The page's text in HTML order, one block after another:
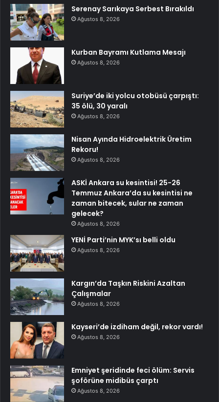
Serenay Sarıkaya Serbest Bırakıldı
Ağustos 8, 2026
Kurban Bayramı Kutlama Mesajı
Ağustos 8, 2026
Suriye’de iki yolcu otobüsü çarpıştı:
35 ölü, 30 yaralı
Ağustos 8, 2026
Nisan Ayında Hidroelektrik Üretim
Rekoru!
Ağustos 8, 2026
ASKİ Ankara su kesintisi! 25-26
Temmuz Ankara’da su kesintisi ne
zaman bitecek, sular ne zaman
gelecek?
Ağustos 8, 2026
YENİ Parti’nin MYK’sı belli oldu
Ağustos 8, 2026
Kargın’da Taşkın Riskini Azaltan
Çalışmalar
Ağustos 8, 2026
Kayseri’de izdiham değil, rekor vardı!
Ağustos 8, 2026
Emniyet şeridinde feci ölüm: Servis
şoförüne midibüs çarptı
Ağustos 8, 2026